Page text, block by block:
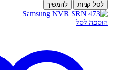
לסל קניות להמשיך
הוספה לסל